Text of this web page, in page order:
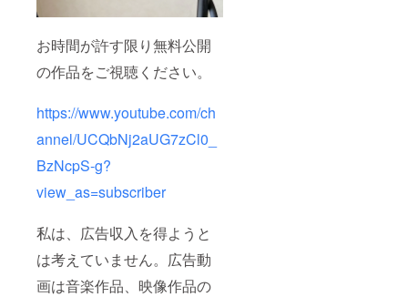
お時間が許す限り無料公開
の作品をご視聴ください。
https://www.youtube.com/ch
annel/UCQbNj2aUG7zCl0_
BzNcpS-g?
view_as=subscriber
私は、広告収入を得ようと
は考えていません。広告動
画は音楽作品、映像作品の